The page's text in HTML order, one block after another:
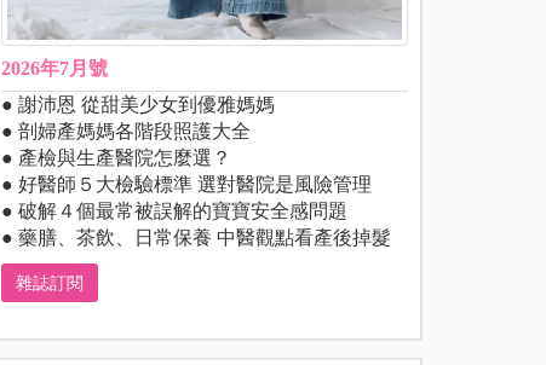
2026年7月號
● 謝沛恩 從甜美少女到優雅媽媽
● 剖婦產媽媽各階段照護大全
● 產檢與生產醫院怎麼選？
● 好醫師５大檢驗標準 選對醫院是風險管理
● 破解４個最常被誤解的寶寶安全感問題
● 藥膳、茶飲、日常保養 中醫觀點看產後掉髮
雜誌訂閱